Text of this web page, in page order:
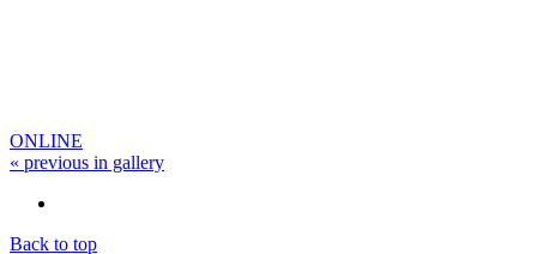
ONLINE
« previous in gallery
Back to top